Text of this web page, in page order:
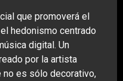
que promoverá el
hedonismo centrado
digital. Un
por la artista
no es sólo decorativo,